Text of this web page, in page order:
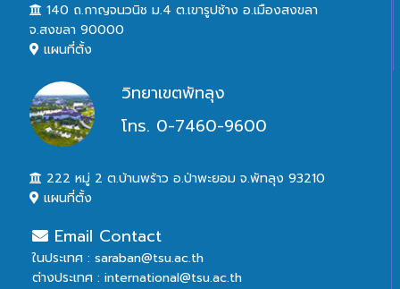
140 ถ.กาญจนวนิช ม.4 ต.เขารูปช้าง อ.เมืองสงขลา
จ.สงขลา 90000
แผนที่ตั้ง
วิทยาเขตพัทลุง
โทร. 0-7460-9600
222 หมู่ 2 ต.บ้านพร้าว อ.ป่าพะยอม จ.พัทลุง 93210
แผนที่ตั้ง
Email Contact
ในประเทศ : saraban@tsu.ac.th
ต่างประเทศ : international@tsu.ac.th